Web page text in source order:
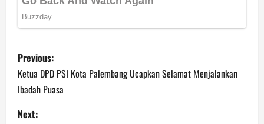
P
o
s
Previous:
Ketua DPD PSI Kota Palembang Ucapkan Selamat Menjalankan
Ibadah Puasa
Next: